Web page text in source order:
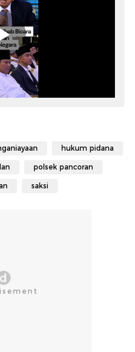
hukum pidana
polsek pancoran
saksi